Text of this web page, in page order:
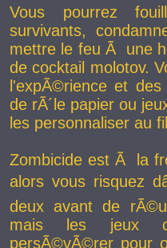
Vous pourrez
survivants,
mettre le feu Ã une
de cocktail molotov.
l'expÃ©rience et
de rÃ´le papier ou
les personnaliser au
Zombicide est Ã la
alors vous risquez
deux avant de
mais les jeux
persÃ©vÃ©rer pour